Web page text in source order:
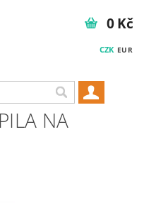
CZK EUR
0 Kč
NA